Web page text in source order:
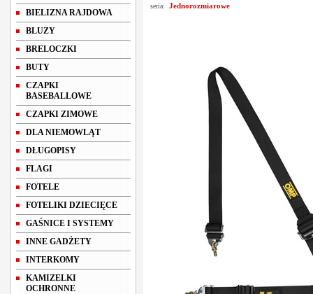
BIELIZNA RAJDOWA
BLUZY
BRELOCZKI
BUTY
CZAPKI
BASEBALLOWE
CZAPKI ZIMOWE
DLA NIEMOWLĄT
DŁUGOPISY
FLAGI
FOTELE
FOTELIKI DZIECIĘCE
GAŚNICE I SYSTEMY
INNE GADŻETY
INTERKOMY
KAMIZELKI
OCHRONNE
seria:
Jednorozmiarowe